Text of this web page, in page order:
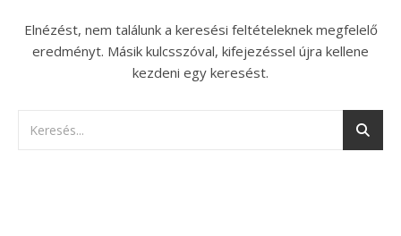
Elnézést, nem találunk a keresési feltételeknek megfelelő
eredményt. Másik kulcsszóval, kifejezéssel újra kellene
kezdeni egy keresést.